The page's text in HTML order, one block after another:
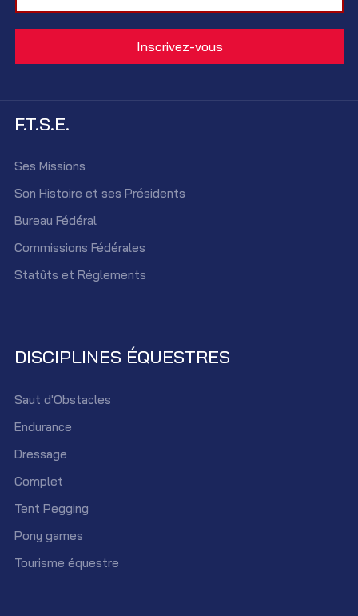
F.T.S.E.
Ses Missions
Son Histoire et ses Présidents
Bureau Fédéral
Commissions Fédérales
Statûts et Réglements
DISCIPLINES ÉQUESTRES
Saut d'Obstacles
Endurance
Dressage
Complet
Tent Pegging
Pony games
Tourisme équestre